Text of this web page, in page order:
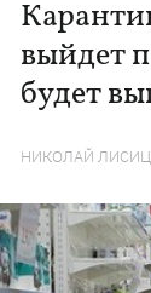
выйдет
будет
НИКОЛАЙ